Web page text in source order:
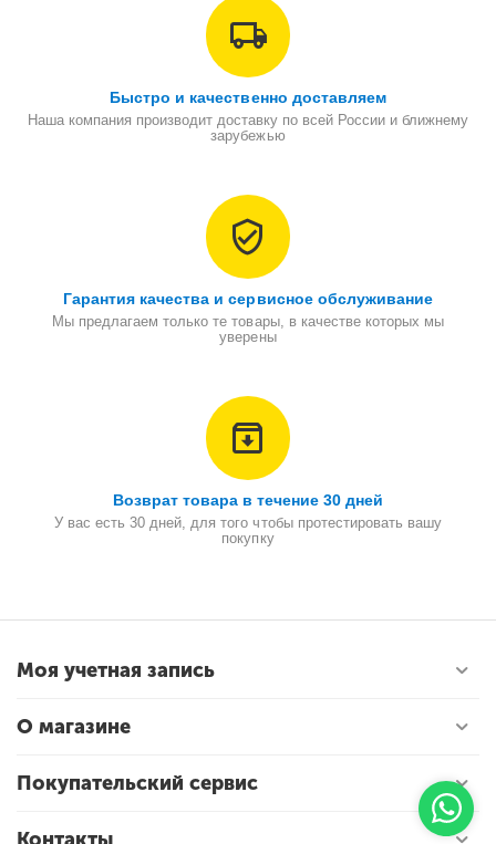
Быстро и качественно доставляем
Наша компания производит доставку по всей России и ближнему
зарубежью
Гарантия качества и сервисное обслуживание
Мы предлагаем только те товары, в качестве которых мы
уверены
Возврат товара в течение 30 дней
У вас есть 30 дней, для того чтобы протестировать вашу
покупку
Моя учетная запись
О магазине
Покупательский сервис